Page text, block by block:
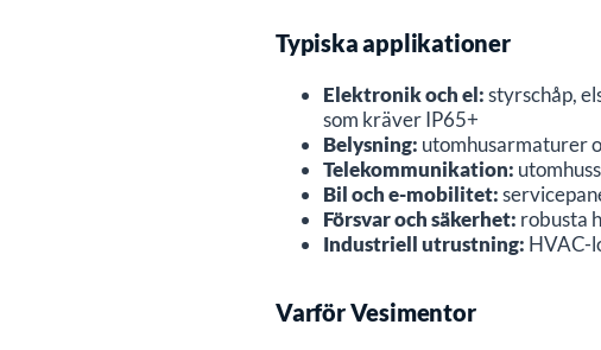
Typiska applikationer
Elektronik och el:styrschåp,
som kräver IP65+
Belysning: utomhusarmaturer
Telekommunikation:
Bil och e-mobilitet:
Försvar och säkerhet: robusta
Industriell utrustning: HVAC-
Varför Vesimentor